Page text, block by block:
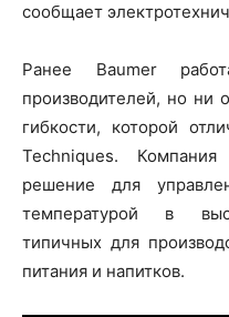
сообщает
Ранее Baumer
производителей, но ни
гибкости, которой
Techniques. Компания
решение для
температурой в
типичных для
питания и напитков.